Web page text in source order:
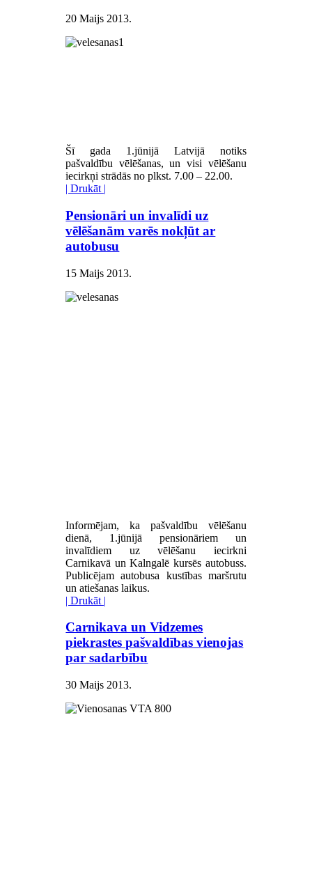
20 Maijs 2013.
Šī gada 1.jūnijā Latvijā notiks
pašvaldību vēlēšanas, un visi vēlēšanu
iecirkņi strādās no plkst. 7.00 – 22.00.
| Drukāt |
Pensionāri un invalīdi uz
vēlēšanām varēs nokļūt ar
autobusu
15 Maijs 2013.
Informējam, ka pašvaldību vēlēšanu
dienā, 1.jūnijā pensionāriem un
invalīdiem uz vēlēšanu iecirkni
Carnikavā un Kalngalē kursēs autobuss.
Publicējam autobusa kustības maršrutu
un atiešanas laikus.
| Drukāt |
Carnikava un Vidzemes
piekrastes pašvaldības vienojas
par sadarbību
30 Maijs 2013.